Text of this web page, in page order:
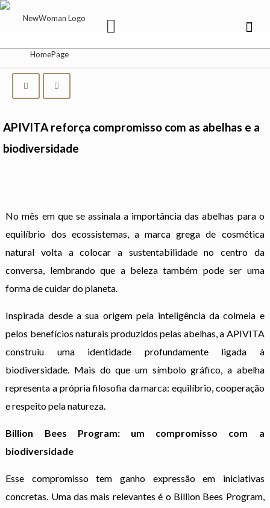
APIVITA reforça compromisso com as abelhas e a
biodiversidade
No mês em que se assinala a importância das abelhas para o
equilíbrio dos ecossistemas, a marca grega de cosmética
natural volta a colocar a sustentabilidade no centro da
conversa, lembrando que a beleza também pode ser uma
forma de cuidar do planeta.
Inspirada desde a sua origem pela inteligência da colmeia e
pelos benefícios naturais produzidos pelas abelhas, a APIVITA
construiu uma identidade profundamente ligada à
biodiversidade. Mais do que um símbolo gráfico, a abelha
representa a própria filosofia da marca: equilíbrio, cooperação
e respeito pela natureza.
Billion Bees Program: um compromisso com a
biodiversidade
Esse compromisso tem ganho expressão em iniciativas
concretas. Uma das mais relevantes é o Billion Bees Program,